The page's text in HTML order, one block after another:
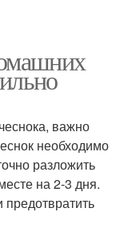
важно
необходимо
разложить
на 2-3 дня.